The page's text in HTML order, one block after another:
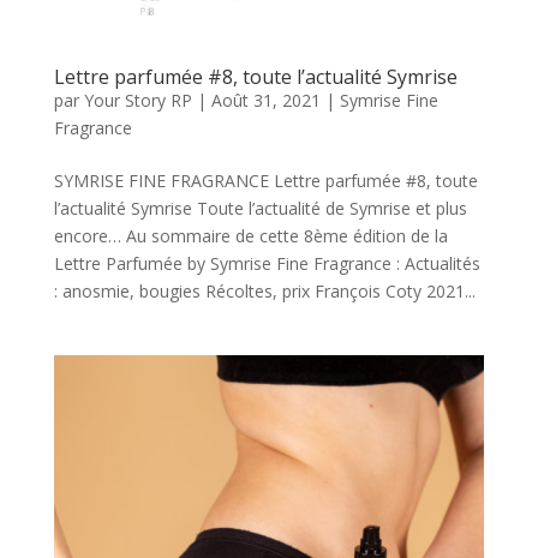
Lettre parfumée #8, toute l’actualité Symrise
par Your Story RP | Août 31, 2021 | Symrise Fine
Fragrance
SYMRISE FINE FRAGRANCE Lettre parfumée #8, toute
l’actualité Symrise Toute l’actualité de Symrise et plus
encore… Au sommaire de cette 8ème édition de la
Lettre Parfumée by Symrise Fine Fragrance : Actualités
: anosmie, bougies Récoltes, prix François Coty 2021...